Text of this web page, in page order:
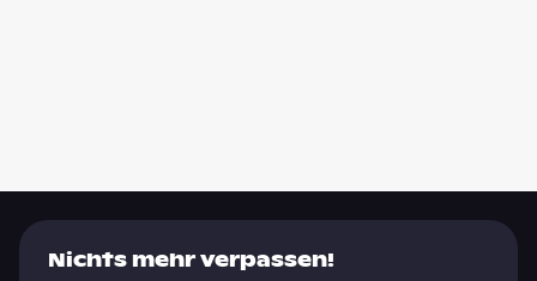
Nichts mehr verpassen!